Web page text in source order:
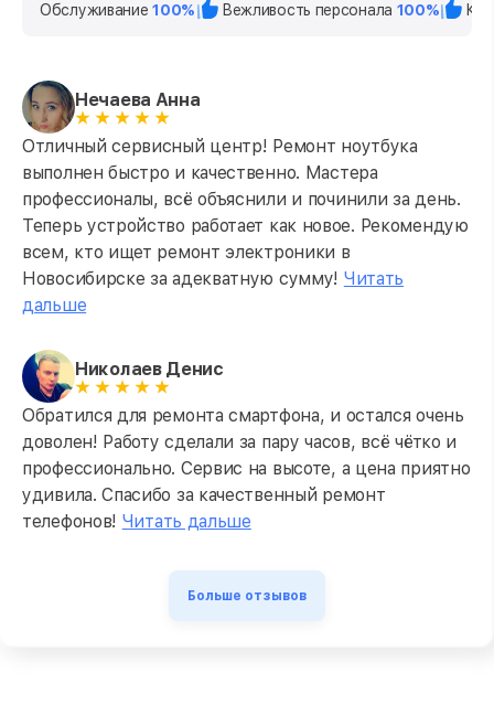
Обслуживание100% Вежливость персонала 100%
Нечаева Анна
Отличный сервисный центр! Ремонт ноутбука
выполнен быстро и качественно. Мастера
профессионалы, всё объяснили и починили за день.
Теперь устройство работает как новое. Рекомендую
всем, кто ищет ремонт электроники в
Новосибирске за адекватную сумму! Читать
дальше
Николаев Денис
Обратился для ремонта смартфона, и остался очень
доволен! Работу сделали за пару часов, всё чётко и
профессионально. Сервис на высоте, а цена приятно
удивила. Спасибо за качественный ремонт
телефонов! Читать дальше
Больше отзывов